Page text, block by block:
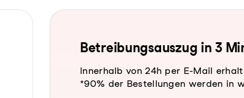
Be­trei­bungs­aus­zug in 3
Innerhalb von 24h per E-Mail
*90% der Bestellungen werden in